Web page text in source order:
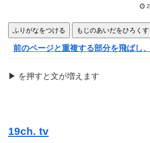
ダー
の読
み上
にで
ふりがなをつける もじのあいだをひろくす
前のページと重複する部分を飛ばし
▶ を押すと文が増 えます
19ch. tv